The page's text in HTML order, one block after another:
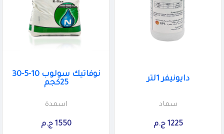
دايونيفر 1لتر
سماد
1225 ج.م
نوفاتيك سولوب 10-5-30
25كجم
اسمدة
1550 ج.م